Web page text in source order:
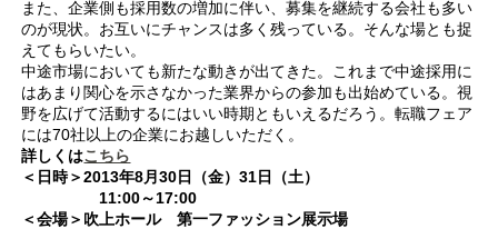
また、企業側も採用数の増加に伴い、募集を継続する会社も多い
のが現状。お互いにチャンスは多く残っている。そんな場とも捉
えてもらいたい。
中途市場においても新たな動きが出てきた。これまで中途採用に
はあまり関心を示さなかった業界からの参加も出始めている。視
野を広げて活動するにはいい時期ともいえるだろう。転職フェア
には70社以上の企業にお越しいただく。
詳しくはこちら
＜日時＞2013年8月30日（金）31日（土）
11:00～17:00
＜会場＞吹上ホール 第一ファッション展示場